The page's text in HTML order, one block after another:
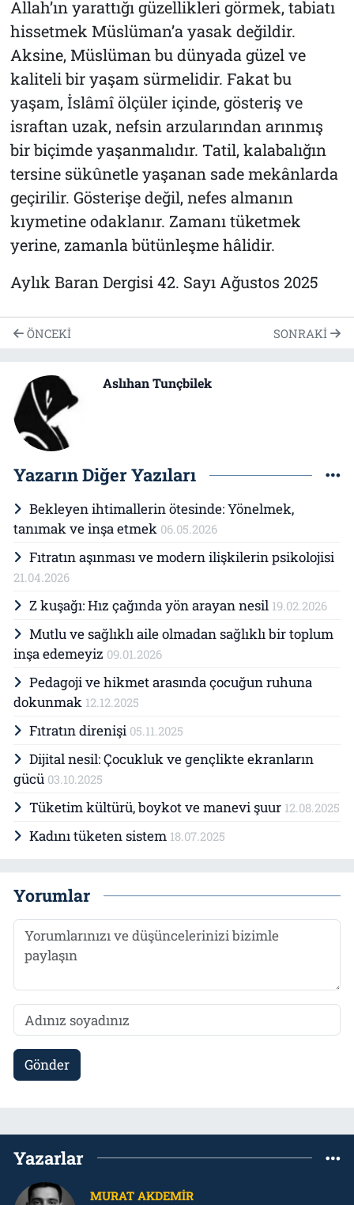
Allah’ın yarattığı güzellikleri görmek, tabiatı
hissetmek Müslüman’a yasak değildir.
Aksine, Müslüman bu dünyada güzel ve
kaliteli bir yaşam sürmelidir. Fakat bu
yaşam, İslâmî ölçüler içinde, gösteriş ve
israftan uzak, nefsin arzularından arınmış
bir biçimde yaşanmalıdır. Tatil, kalabalığın
tersine sükûnetle yaşanan sade mekânlarda
geçirilir. Gösterişe değil, nefes almanın
kıymetine odaklanır. Zamanı tüketmek
yerine, zamanla bütünleşme hâlidir.
Aylık Baran Dergisi 42. Sayı Ağustos 2025
ÖNCEKI SONRAKI
Aslıhan Tunçbilek
Yazarın Diğer Yazıları
Bekleyen ihtimallerin ötesinde: Yönelmek,
tanımak ve inşa etmek 06.05.2026
Fıtratın aşınması ve modern ilişkilerin psikolojisi
21.04.2026
Z kuşağı: Hız çağında yön arayan nesil 19.02.2026
Mutlu ve sağlıklı aile olmadan sağlıklı bir toplum
inşa edemeyiz 09.01.2026
Pedagoji ve hikmet arasında çocuğun ruhuna
dokunmak 12.12.2025
Fıtratın direnişi 05.11.2025
Dijital nesil: Çocukluk ve gençlikte ekranların
gücü 03.10.2025
Tüketim kültürü, boykot ve manevi şuur 12.08.2025
Kadını tüketen sistem 18.07.2025
Yorumlar
Gönder
Yazarlar
MURAT AKDEMIR